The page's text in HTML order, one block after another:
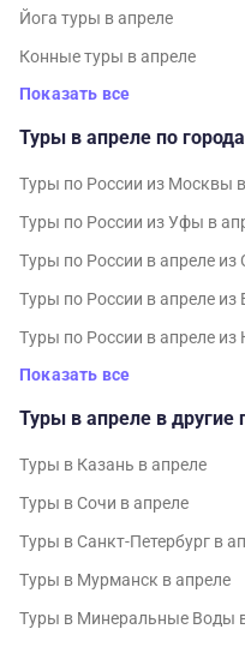
Йога туры в апреле
Конные туры в апреле
Показать все
Туры в апреле по
Туры по России из Москвы
Туры по России из Уфы в
Туры по России в апреле из
Туры по России в апреле из
Туры по России в апреле из
Показать все
Туры в апреле в другие
Туры в Казань в апреле
Туры в Сочи в апреле
Туры в Санкт-Петербург в
Туры в Мурманск в апреле
Туры в Минеральные Воды